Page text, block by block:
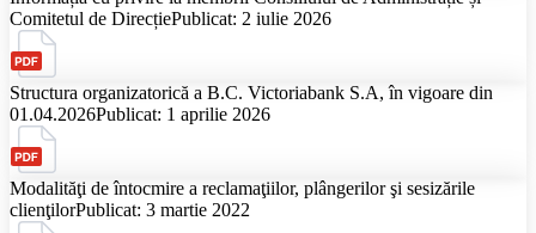
Comitetul de DirecțiePublicat: 2 iulie 2026
Structura organizatorică a B.C. Victoriabank S.A, în vigoare din
01.04.2026Publicat: 1 aprilie 2026
Modalităţi de întocmire a reclamaţiilor, plângerilor şi sesizările
clienţilorPublicat: 3 martie 2022